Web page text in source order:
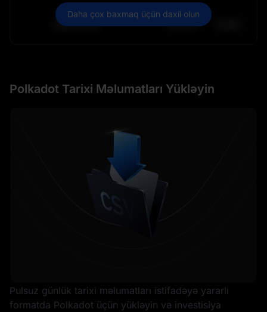
2030-05-29 $64.011,99
Daha çox baxmaq üçün daxil olun
Polkadot Tarixi Məlumatları Yükləyin
Pulsuz günlük tarixi məlumatları istifadəyə yararlı
formatda Polkadot üçün yükləyin və investisiya